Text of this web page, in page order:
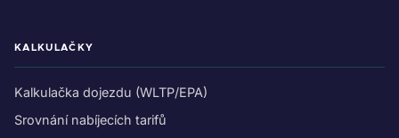
KALKULAČKY
Kalkulačka dojezdu (WLTP/EPA)
Srovnání nabíjecích tarifů